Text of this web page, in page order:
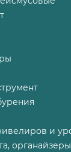
и
органайзеры